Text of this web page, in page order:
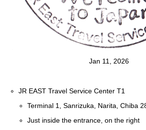
Jan 11, 2026
JR EAST Travel Service Center T1
Terminal 1, Sanrizuka, Narita, Chiba
Just inside the entrance, on the right